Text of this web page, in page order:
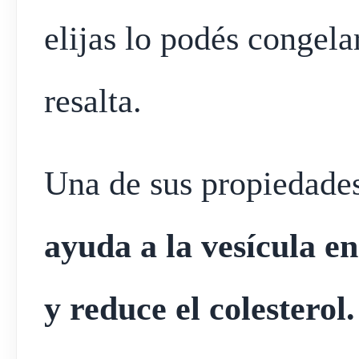
elijas lo podés
resalta.
Una de sus
ayuda a la vesícula
y reduce el